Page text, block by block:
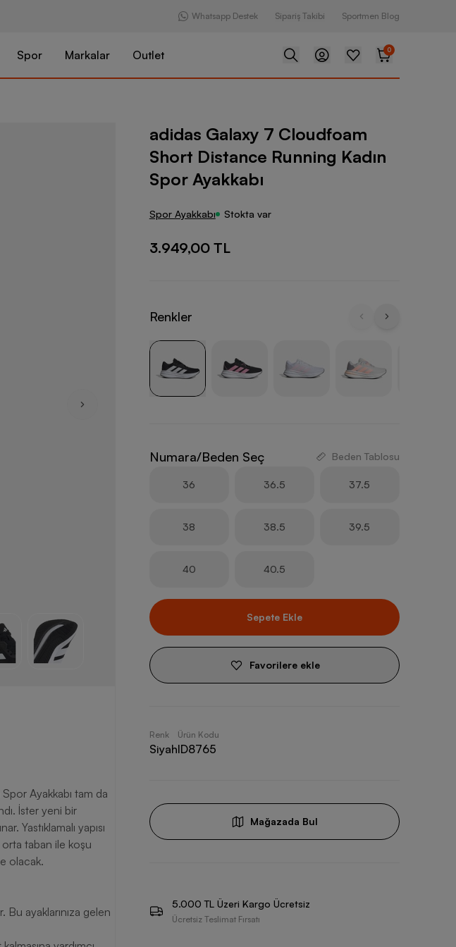
Whatsapp Destek Sipariş Takibi Sportmen Blog
Spor Markalar Outlet 0
adidas Galaxy 7 Cloudfoam Short Distance Running Kadın Spor Ayakkabı
Ayakkabı tam da
İster yeni bir
Yastıklamalı yapısı
orta taban ile koşu
olacak.
ayaklarınıza gelen
adidas Galaxy 7 Cloudfoam
Short Distance Running Kadın
Spor Ayakkabı
Spor Ayakkabı Stokta var
3.949,00 TL
Renkler
Numara/Beden Seç Beden Tablosu
36 36.5 37.5
38 38.5 39.5
40 40.5
Sepete Ekle
Favorilere ekle
Renk
Siyah
Ürün Kodu
ID8765
Mağazada Bul
5.000 TL Üzeri Kargo Ücretsiz
Ücretsiz Teslimat Fırsatı